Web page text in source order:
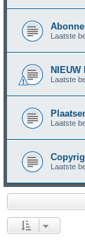
Laatste
NIEUW
Laatste
Laatste
Laatste